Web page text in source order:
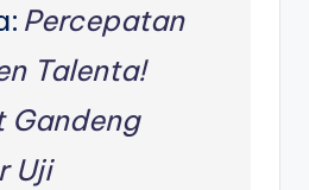
Percepatan
Talenta!
Gandeng
Uji